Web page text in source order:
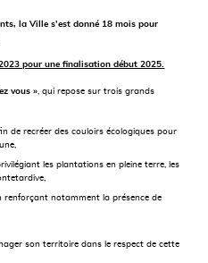
la Ville s’est donné 18 mois pour
pour une finalisation début 2025.
vous » , qui repose sur trois grands
de recréer des couloirs écologiques pour
les plantations en pleine terre, les
renforçant notamment la présence de
son territoire dans le respect de cette